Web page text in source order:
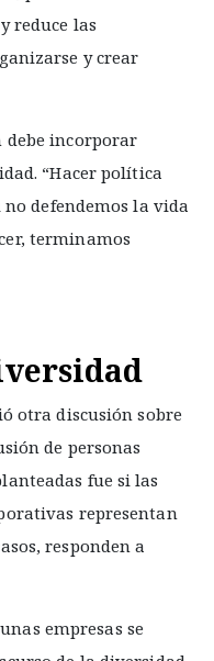
reduce las
y crear
incorporar
“Hacer política
defendemos la vida
terminamos
otra discusión sobre
de personas
fue si las
representan
responden a
empresas se